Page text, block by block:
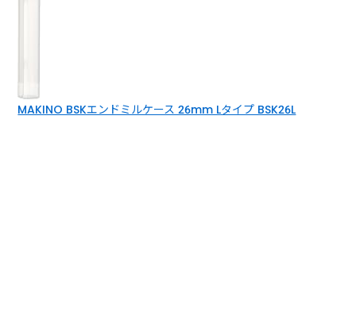
MAKINO BSKエンドミルケース 26mm Lタイプ BSK26L